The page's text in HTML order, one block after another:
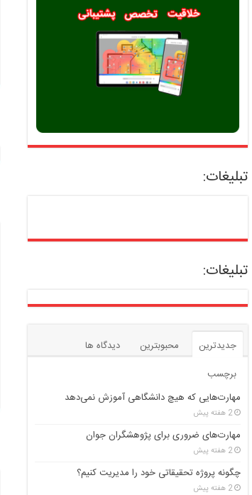
تبلیغات:
تبلیغات:
جدیدترین محبوبترین
دیدگاه ها
برچسب
مهارت‌هایی که هیچ دانشگاهی آموزش نمی‌دهد
2 هفته پیش
مهارت‌های ضروری برای پژوهشگران جوان
2 هفته پیش
چگونه پروژه تحقیقاتی خود را مدیریت کنیم؟
2 هفته پیش